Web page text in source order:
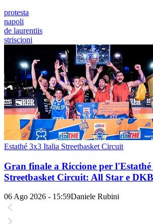
protesta
napoli
de laurentiis
striscioni
Estathé 3x3 Italia Streetbasket Circuit
Gran finale a Riccione per
Streetbasket Circuit: All Star e
06 Ago 2026 - 15:59Daniele Rubini